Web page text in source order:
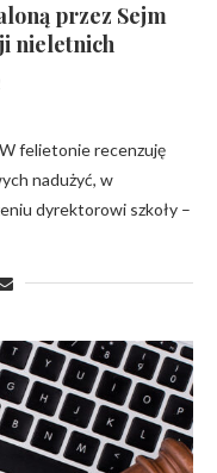
przez Sejm
nieletnich
felietonie recenzuję
nadużyć, w
dyrektorowi szkoły –